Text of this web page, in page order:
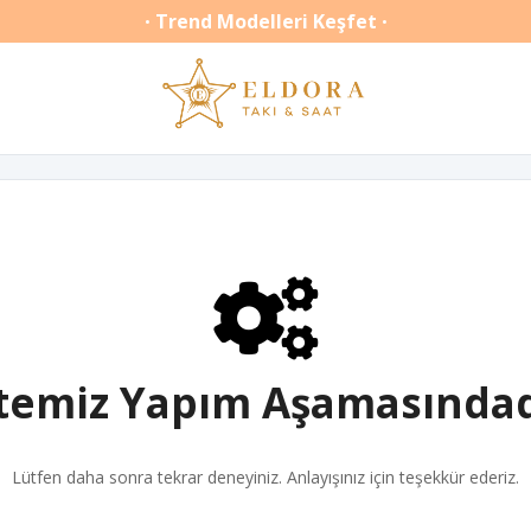
• Trend Modelleri Keşfet •
Yapım
Lütfen daha sonra tekrar deneyiniz. Anlayışınız için teşekkür ederiz.